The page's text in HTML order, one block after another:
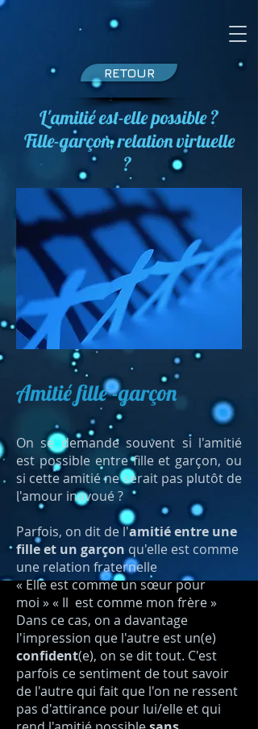
RETOUR
L'amitié est-elle possible ?
Fille-garçon, relation virtuelle
?
Amitié fille -garçon
On se demande souvent si l'amitié
est possible entre fille et garçon, ou
si cette amitié ne serait pas plutôt de
l'amour inavoué ?
Parfois, on dit de l'amitié entre une
fille et un garçon qu'elle est comme
une relation fraternelle
« Elle est comme un sœur pour
moi » « Il est comme mon frère »
Dans ce cas, on a davantage
l'impression que l'autre est un(e)
confident(e), on se dit tout. C'est
parfois ce sentiment de tout savoir
de l'autre qui fait que l'on ne ressent
pas d'attirance pour lui/elle et qui